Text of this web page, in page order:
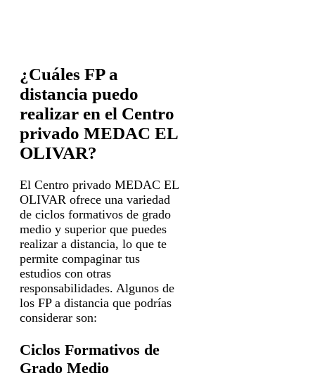
¿Cuáles FP a
distancia puedo
realizar en el Centro
privado MEDAC EL
OLIVAR?
El Centro privado MEDAC EL
OLIVAR ofrece una variedad
de ciclos formativos de grado
medio y superior que puedes
realizar a distancia, lo que te
permite compaginar tus
estudios con otras
responsabilidades. Algunos de
los FP a distancia que podrías
considerar son:
Ciclos Formativos de
Grado Medio